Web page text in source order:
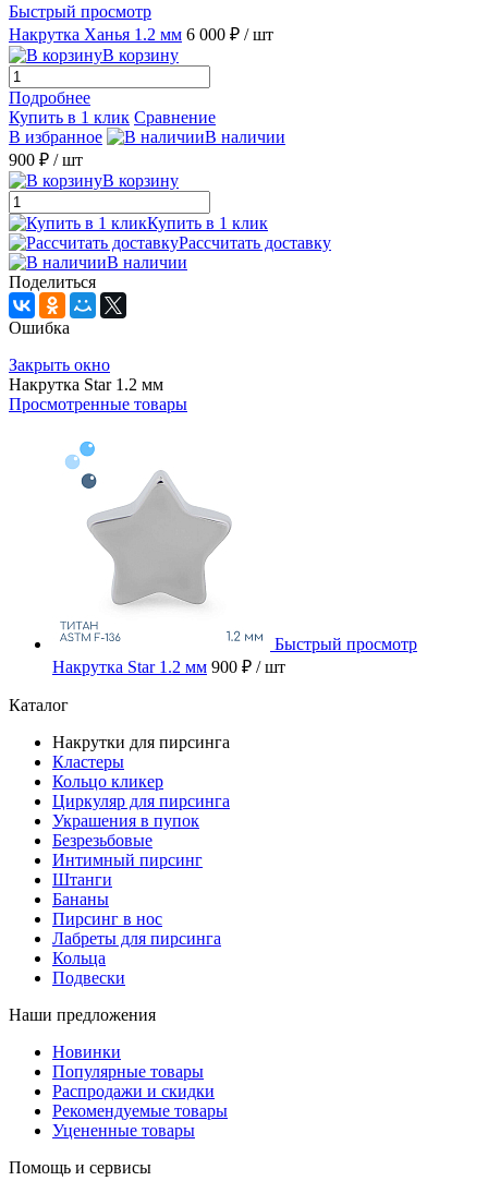
Быстрый просмотр
Накрутка Ханья 1.2 мм 6 000 ₽ / шт
В корзину
Подробнее
Купить в 1 клик Сравнение
В избранное
В наличии
900 ₽ / шт
В корзину
Купить в 1 клик
Рассчитать доставку
В наличии
Поделиться
Ошибка
Закрыть окно
Накрутка Star 1.2 мм
Просмотренные товары
Быстрый просмотр
Накрутка Star 1.2 мм 900 ₽ / шт
Каталог
Накрутки для пирсинга
Кластеры
Кольцо кликер
Циркуляр для пирсинга
Украшения в пупок
Безрезьбовые
Интимный пирсинг
Штанги
Бананы
Пирсинг в нос
Лабреты для пирсинга
Кольца
Подвески
Наши предложения
Новинки
Популярные товары
Распродажи и скидки
Рекомендуемые товары
Уцененные товары
Помощь и сервисы